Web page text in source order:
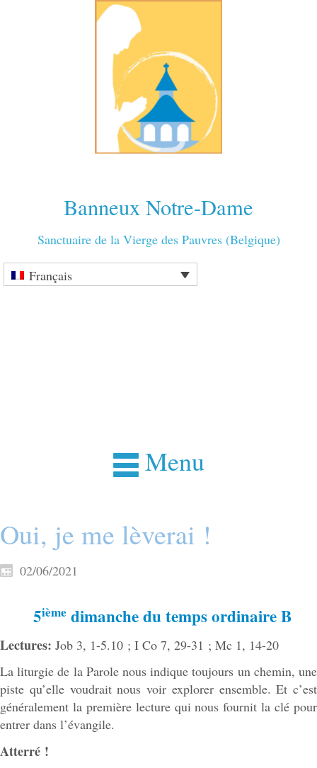
Banneux Notre-Dame
Sanctuaire de la Vierge des Pauvres (Belgique)
Français
Menu
Oui, je me lèverai !
02/06/2021
5ièmedimanche du temps ordinaire B
Lectures: Job 3, 1-5.10 ; I Co 7, 29-31 ; Mc 1, 14-20
La liturgie de la Parole nous indique toujours un chemin, une
piste qu’elle voudrait nous voir explorer ensemble. Et c’est
généralement la première lecture qui nous fournit la clé pour
entrer dans l’évangile.
Atterré !